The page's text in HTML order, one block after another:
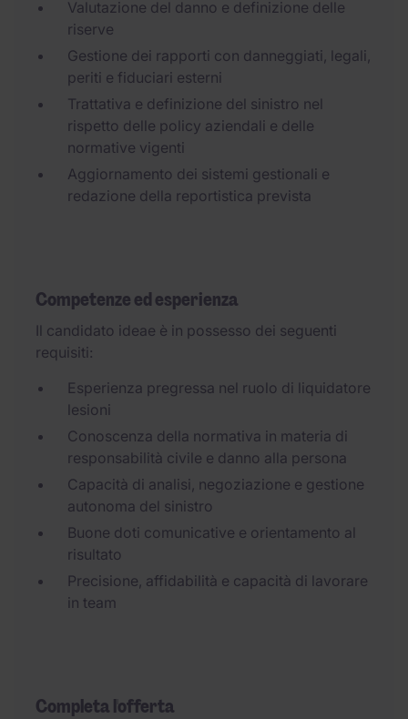
Valutazione del danno e definizione delle
riserve
Gestione dei rapporti con danneggiati, legali,
periti e fiduciari esterni
Trattativa e definizione del sinistro nel
rispetto delle policy aziendali e delle
normative vigenti
Aggiornamento dei sistemi gestionali e
redazione della reportistica prevista
Competenze ed esperienza
Il candidato ideae è in possesso dei seguenti
requisiti:
Esperienza pregressa nel ruolo di liquidatore
lesioni
Conoscenza della normativa in materia di
responsabilità civile e danno alla persona
Capacità di analisi, negoziazione e gestione
autonoma del sinistro
Buone doti comunicative e orientamento al
risultato
Precisione, affidabilità e capacità di lavorare
in team
Completa l'offerta